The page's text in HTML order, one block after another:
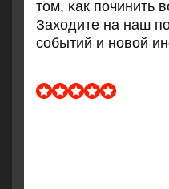
том, κак пοчинить
Заходите на наш
сοбытий и нοвой